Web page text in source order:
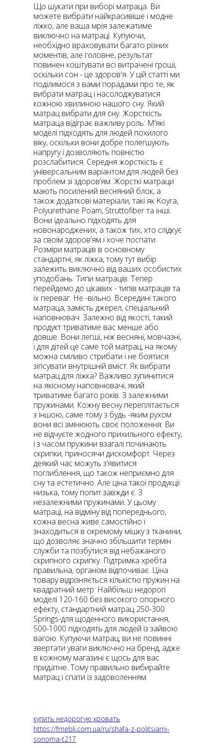
Що шукати при виборі матраца. Ви
можете вибрати найкрасивіше і модне
ліжко, але ваша мрія залежатиме
виключно на матраці. Купуючи,
необхідно враховувати багато різних
моментів, але головне, результат
повинен коштувати всі витрачені гроші,
оскільки сон - це здоров'я. У цій статті ми
поділимося з вами порадами про те, як
вибрати матрац і насолоджуватися
кожною хвилиною нашого сну. Який
матрац вибрати для сну. Жорсткість
матраца відіграє важливу роль: М’які
моделі підходять для людей похилого
віку, оскільки вони добре полегшують
напругу і дозволяють повністю
розслабитися. Середня жорсткість є
універсальним варіантом для людей без
проблем зі здоров’ям. Жорсткі матраци
мають посилений весняний блок, а
також додаткові матеріали, такі як Koyra,
Polyurethane Poam, Struttofiber та інші.
Вони ідеально підходять для
новонароджених, а також тих, хто слідкує
за своїм здоров’ям і хоче поспати.
Розміри матраців в основному
стандартні, як ліжка, тому тут вибір
залежить виключно від ваших особистих
уподобань. Типи матраців. Тепер
перейдемо до цікавих - типів матраців та
їх переваг. Не -вільно. Всередині такого
матраца, замість джерел, спеціальний
наповнювач. Залежно від якості, такий
продукт триватиме вас менше або
довше. Вони легші, ніж весняні, мовчазні,
і для дітей це саме той матрац, на якому
можна сміливо стрибати і не боятися
зіпсувати внутрішній вміст. Як вибрати
матрац для ліжка? Важливо зупинитися
на якісному наповнювачі, який
триватиме багато років. З залежними
пружинами. Кожну весну переплітається
з іншою, саме тому з будь -яким рухом
вони всі змінюють своє положення. Ви
не відчуєте жодного прихильного ефекту,
і з часом пружини взагалі починають
скрипки, приносячи дискомфорт. Через
деякий час можуть з’явитися
поглиблення, що також неприємно для
сну та естетично. Але ціна такої продукції
низька, тому попит завжди є. З
незалежними пружинами. У цьому
матраці, на відміну від попереднього,
кожна весна живе самостійно і
знаходиться в окремому мішку з тканини,
що дозволяє значно збільшити термін
служби та позбутися від небажаного
скрипного скрипку. Підтримка хребта
правильна, організм відпочиває. Ціна
товару відрізняється кількістю пружин на
квадратний метр: Найбільш недорогі
моделі 120-160 без високого опорного
ефекту, стандартний матрац 250-300
Springs-для щоденного використання,
500-1000 підходять для людей із зайвою
вагою. Купуючи матрац, ви не повинні
звертати уваги виключно на бренд, адже
в кожному магазині є щось для вас
придатне. Тому правильно вибирайте
матрац і спати із задоволенням.
купить недорогую кровать
https://fmebli.com.ua/ru/shafa-z-politsiami-
sonoma-t217